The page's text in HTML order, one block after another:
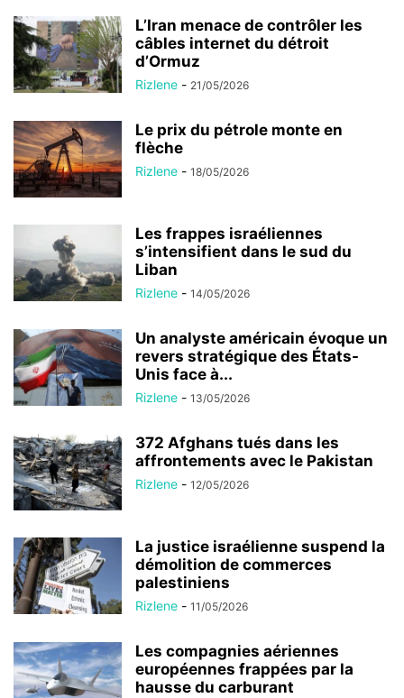
L’Iran menace de contrôler les
câbles internet du détroit
d’Ormuz
Rizlene - 21/05/2026
Le prix du pétrole monte en
flèche
Rizlene - 18/05/2026
Les frappes israéliennes
s’intensifient dans le sud du
Liban
Rizlene - 14/05/2026
Un analyste américain évoque un
revers stratégique des États-
Unis face à...
Rizlene - 13/05/2026
372 Afghans tués dans les
affrontements avec le Pakistan
Rizlene - 12/05/2026
La justice israélienne suspend la
démolition de commerces
palestiniens
Rizlene - 11/05/2026
Les compagnies aériennes
européennes frappées par la
hausse du carburant